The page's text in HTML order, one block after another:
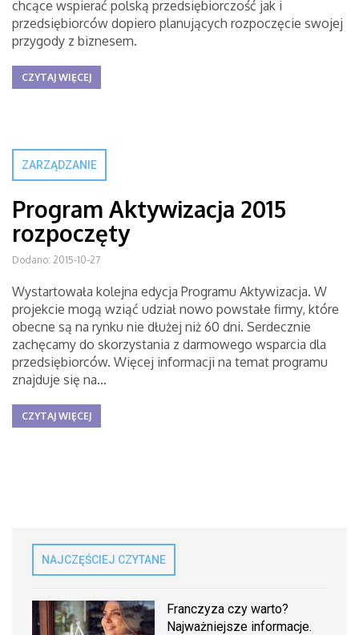
chcące wspierać polską przedsiębiorczość jak i
przedsiębiorców dopiero planujących rozpoczęcie swojej
przygody z biznesem.
CZYTAJ WIĘCEJ
ZARZĄDZANIE
Program Aktywizacja 2015
rozpoczęty
Dodano: 2015-10-27
Wystartowała kolejna edycja Programu Aktywizacja. W
projekcie mogą wziąć udział nowo powstałe firmy, które
obecne są na rynku nie dłużej niż 60 dni. Serdecznie
zachęcamy do skorzystania z darmowego wsparcia dla
przedsiębiorców. Więcej informacji na temat programu
znajduje się na...
CZYTAJ WIĘCEJ
NAJCZĘŚCIEJ CZYTANE
Franczyza czy warto?
Najważniejsze informacje.